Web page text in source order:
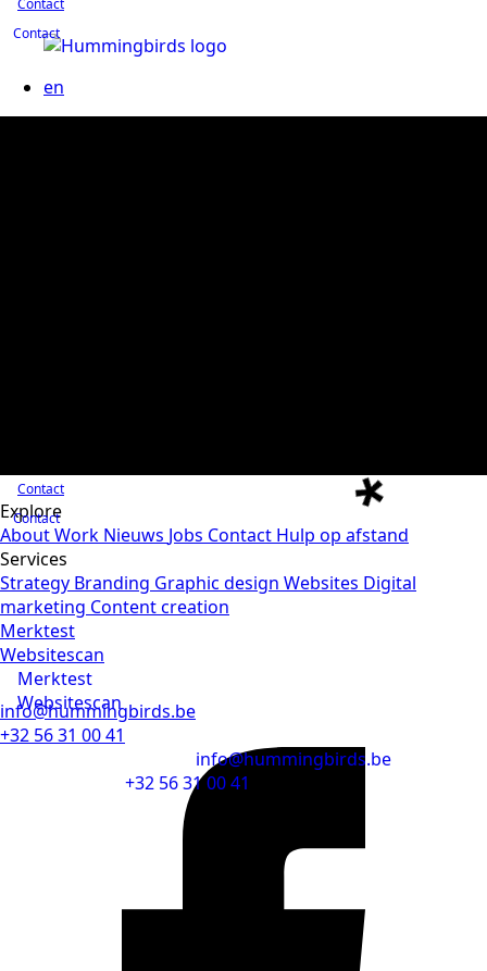
Contact
Contact
en
Contact
Contact
Explore
AboutWork Nieuws Jobs Contact Hulp op afstand
Services
Strategy Branding Graphic design Websites Digital
marketing Content creation
Merktest
Merktest
Websitescan
Websitescan
info@hummingbirds.be
info@hummingbirds.be
+32 56 31 00 41
+32 56 31 00 41